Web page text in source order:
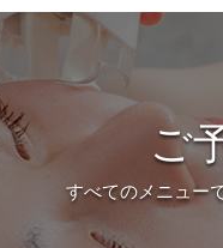
ご
すべてのメニュー